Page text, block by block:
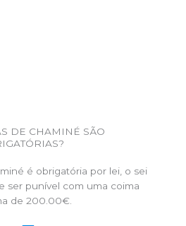
DE CHAMINÉ SÃO
é obrigatória por lei, o sei
ser punível com uma coima
de 200.00€.